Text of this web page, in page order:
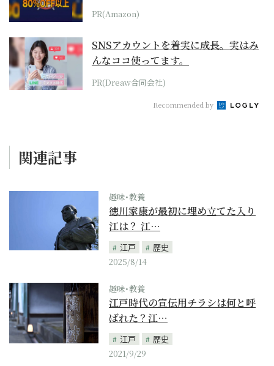
PR(Amazon)
SNSアカウントを着実に成長。実はみ
んなココ使ってます。
PR(Dreaw合同会社)
Recommended by
関連記事
趣味･教養
徳川家康が最初に埋め立てた入り
江は？ 江…
江戸
歴史
2025/8/14
趣味･教養
江戸時代の宣伝用チラシは何と呼
ばれた？江…
江戸
歴史
2021/9/29